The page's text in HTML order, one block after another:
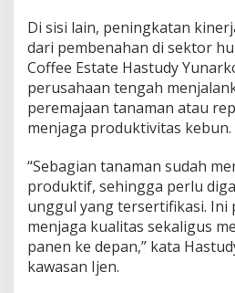
d
a
n
I
n
g
r
s
Di sisi lain, peningkatan
dari pembenahan di sektor
Coffee Estate Hastudy
perusahaan tengah
peremajaan tanaman atau
menjaga produktivitas kebun.
“Sebagian tanaman sudah
produktif, sehingga perlu
unggul yang tersertifikasi.
menjaga kualitas sekaligus
panen ke depan,” kata
kawasan Ijen.